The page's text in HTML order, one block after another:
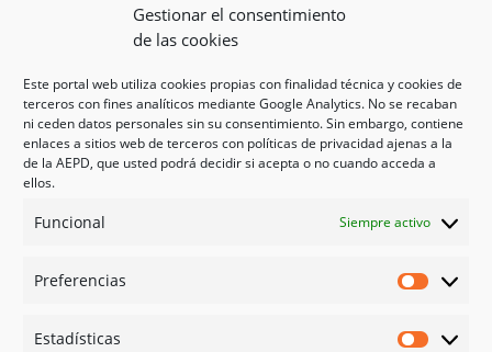
Gestionar el consentimiento
de las cookies
Este portal web utiliza cookies propias con finalidad técnica y cookies de
terceros con fines analíticos mediante Google Analytics. No se recaban
ni ceden datos personales sin su consentimiento. Sin embargo, contiene
enlaces a sitios web de terceros con políticas de privacidad ajenas a la
de la AEPD, que usted podrá decidir si acepta o no cuando acceda a
ellos.
Funcional Siempre activo
Preferencias
Estadísticas
Términos y condiciones
Exoneración de responsabilidad
Mapa del sitio
Mi cuenta
Tienda
Psicología en Murcia
Guías
Redes sociales
Instagram